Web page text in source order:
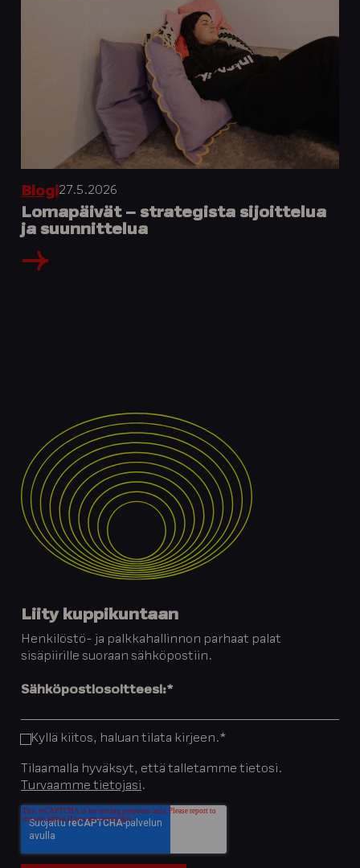
Blogi27.5.2026
Lomapäivät – strategista sijoittelua
ja suunnittelua
Liity kuppikuntaan
Henkilöstö- ja palkkahallinnon parhaat palat
sisäpiirille suoraan sähköpostiin.
Sähköpostiosoitteesi:*
Kyllä kiitos, haluan tilata kirjeen.*
Tilaamalla hyväksyt, että talletamme tietosi.
Turvaamme tietojasi .